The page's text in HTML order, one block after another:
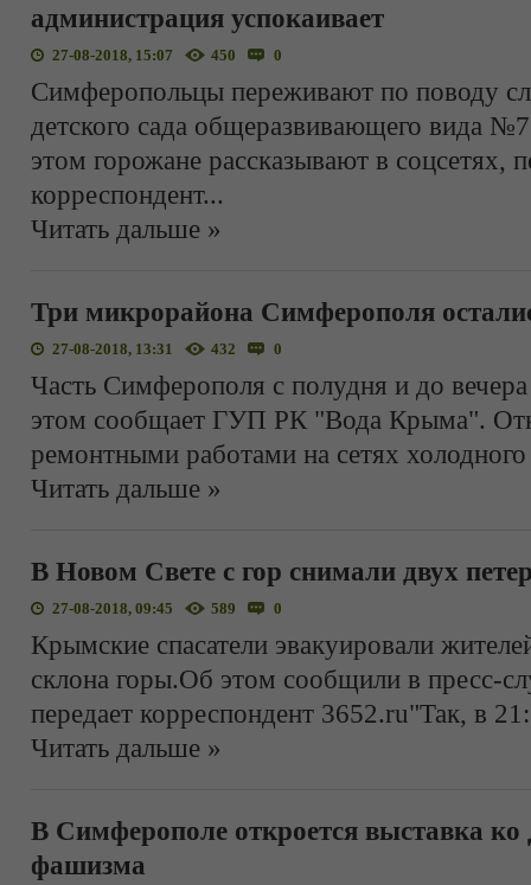
администрация успокаивает
27-08-2018, 15:07 450 0
Симферопольцы переживают по поводу
детского сада общеразвивающего вида
этом горожане рассказывают в соцсетях,
корреспондент...
Читать дальше »
Три микрорайона Симферополя
27-08-2018, 13:31 432 0
Часть Симферополя с полудня и до
этом сообщает ГУП РК "Вода Крыма".
ремонтными работами на сетях
Читать дальше »
В Новом Свете с гор снимали двух
27-08-2018, 09:45 589 0
Крымские спасатели эвакуировали
склона горы.Об этом сообщили в пресс-
передает корреспондент 3652.ru"Так, в
Читать дальше »
В Симферополе откроется выставка
фашизма